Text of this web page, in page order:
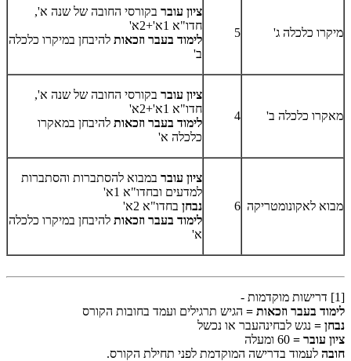
מיקרו כלכלה ג' 5
ציון עובר בקורסי החובה של שנה א',
חדו"א 1א'+2א'
לימוד בעבר וזכאות להיבחן במיקרו כלכלה
ב'
מאקרו כלכלה ב' 4
ציון עובר בקורסי החובה של שנה א',
חדו"א 1א'+2א'
לימוד בעבר וזכאות להיבחן במאקרו
כלכלה א'
מבוא לאקונומטריקה 6
ציון עובר במבוא להסתברות והסתברות
למדעים ובחדו"א 1א'
נבחן בחדו"א 2א'
לימוד בעבר וזכאות להיבחן במיקרו כלכלה
א'
[1] דרישות מוקדמות -
לימוד בעבר וזכאות = הגיש תרגילים ועמד בחובות הקורס
נבחן = נגש לבחינהעבר או נכשל
ציון עובר = 60 ומעלה
חובה לעמוד בדרישה המוקדמת לפני תחילת הקורס.